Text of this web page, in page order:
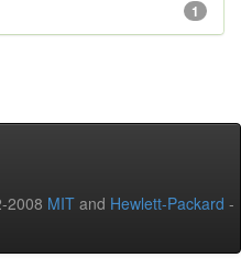
1
2008 MIT and Hewlett-Packard -